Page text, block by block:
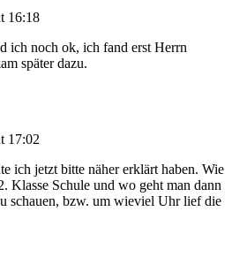
16:18
ich noch ok, ich fand erst Herrn
später dazu.
17:02
ich jetzt bitte näher erklärt haben. Wie
Klasse Schule und wo geht man dann
schauen, bzw. um wieviel Uhr lief die